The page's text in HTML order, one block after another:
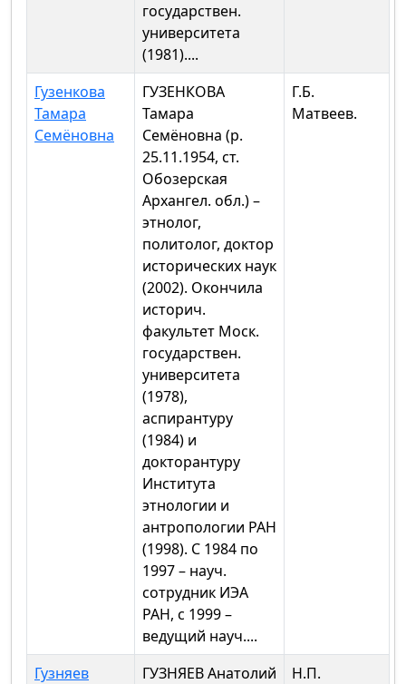
государствен.
университета
(1981)....
Гузенкова
Тамара
Семёновна
ГУЗЕНКОВА
Тамара
Семёновна (р.
25.11.1954, ст.
Обозерская
Архангел. обл.) –
этнолог,
политолог, доктор
исторических наук
(2002). Окончила
историч.
факультет Моск.
государствен.
университета
(1978),
аспирантуру
(1984) и
докторантуру
Института
этнологии и
антропологии РАН
(1998). С 1984 по
1997 – науч.
сотрудник ИЭА
РАН, с 1999 –
ведущий науч....
Г.Б.
Матвеев.
Гузняев
ГУЗНЯЕВ Анатолий
Н.П.